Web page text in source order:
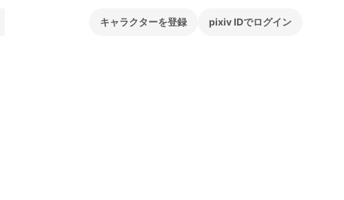
キャラクターを登録 pixiv IDでログイン